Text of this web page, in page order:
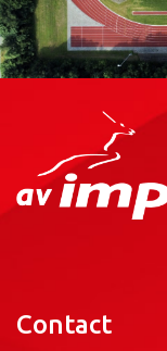
Contact